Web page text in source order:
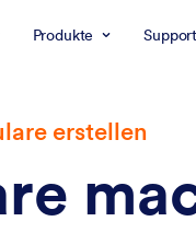
Produkte Support
erstellen